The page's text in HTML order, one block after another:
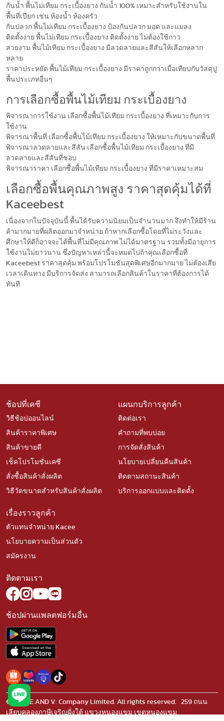
กันน้ำ พื้นไม่เทียม กระเบื้องยาง กันน้ำ 100% เหมาะสำหรับใช้งานใน
พื้นที่เปียก เช่น ห้องน้ำ ห้องครัว
กันปลวก พื้นไม่เทียม กระเบื้องยาง ป้องกันปลวก มอด และแมลง
ติดตั้งง่าย พื้นไม่เทียม กระเบื้องยาง ติดตั้งง่าย ไม่ต้องใช้กาว
สวยงาม พื้นไม้เทียม กระเบื้องยาง มีลวดลายและสีสันให้เลือกหลาก
หลาย
ราคาประหยัด พื้นไม้เทียม กระเบื้องยาง มีราคาถูกกว่าเมื่อเทียบกับวัสดุปู
พื้นประเภทอื่นๆ
การเลือกซื้อพื้นไม้เทียม กระเบื้องยาง
พิจารณาการใช้งาน เลือกซื้อพื้นไม้เทียม กระเบื้องยาง ที่เหมาะกับการ
ใช้งาน
พิจารณาพื้นที่ เลือกซื้อพื้นไม้เทียม กระเบื้องยาง ให้เหมาะกับขนาดพื้นที่
พิจารณาลวดลายและสีสัน เลือกซื้อพื้นไม้เทียม กระเบื้องยาง ที่มี
ลวดลายและสีสันที่ชอบ
พิจารณาราคา เลือกซื้อพื้นไม้เทียม กระเบื้องยาง ที่มีราคาเหมาะสม
เลือกซื้อพื้นคุณภาพสูง ราคาสุดคุ้มได้ที่
Kaceebest
เนื่องจากในปัจจุบันนี้ พื้นได้รับความนิยมเป็นจำนวนมาก จึงทำให้มีร้าน
ค้ามากมายที่ผลิตออกมาจำหน่าย ถ้าหากเลือกซื้อโดยที่ไม่ระวังและ
ศึกษาให้ดีก็อาจจะได้พื้นที่ไม่มีคุณภาพ ไม่ได้มาตรฐาน รวมทั้งมีอายุการ
ใช้งานไม่ยาวนาน ซึ่งปัญหาเหล่านี้จะหมดไปถ้าคุณเลือกซื้อที่
Kaceebest ราคาสุดคุ้ม พร้อมโปรโมชันสุดพิเศษอีกมากมาย ไม่ต้องเสีย
เวลาเดินทาง มีบริการจัดส่ง สามารถเลือกสินค้าในราคาที่ต้องการได้
ทันที
ช้อปที่เคซี
วิธีช้อปออนไลน์
สินค้าราคาพิเศษ
สินค้าขายดี
เช็คโปรโมชั่นเคซี
สั่งซื้อสินค้าสั่งผลิต
วิธีวัดขนาดสำหรับสินค้าสั่งผลิต
แผนกบริการลูกค้า
ติดต่อเรา
คำถามที่พบบ่อย
การจัดสั่งสินค้า
นโยบายเปลี่ยนคืนสินค้า
ติดตามสถานะสินค้า
บริการออกแบบและติดตั้ง
เรื่องราวลูกค้า
ตัวแทนจำหน่าย Kacee
นโยบายความเป็นส่วนตัว
สมัครงาน
ติดตามเรา
ช้อปผ่านแพลตฟอร์มอื่น
© 2023 E.AND V. Company Limited. All rights reserved. 259 ถนน
เลียบคลองภาษีเจริญฝั่งใต้ แขวงหนองแขม เขตหนองแขม